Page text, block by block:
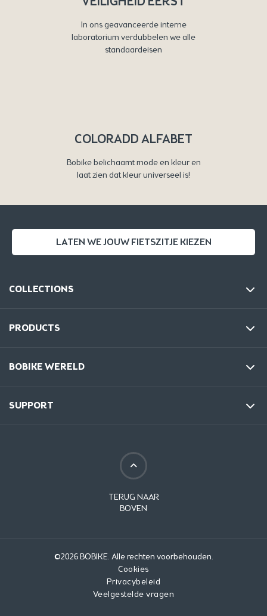
In ons geavanceerde interne
laboratorium verdubbelen we alle
standaardeisen
COLORADD ALFABET
Bobike belichaamt mode en kleur en
laat zien dat kleur universeel is!
LATEN WE JOUW FIETSZITJE KIEZEN
COLLECTIONS
PRODUCTS
BOBIKE WERELD
SUPPORT
TERUG NAAR
BOVEN
©2026 BOBIKE. Alle rechten voorbehouden.
Cookies
Privacybeleid
Veelgestelde vragen